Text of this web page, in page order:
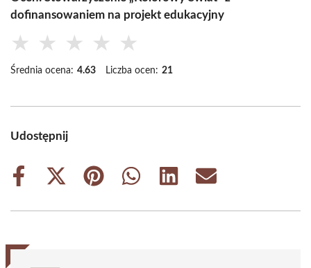
dofinansowaniem na projekt edukacyjny
★ ★ ★ ★ ★
Średnia ocena: 4.63 Liczba ocen: 21
Udostępnij
Share
Share
(Twitter)
Share
Share
Share
Share